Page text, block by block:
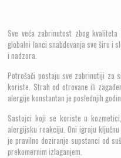
Sve veća zabrinutost zbog
globalni lanci snabdevanja sve širu i
i nadzora.
Potrošači postaju sve zabrinutiji za
koriste. Strah od otrovane ili
alergije konstantan je poslednjih
Sastojci koji se koriste u
alergijsku reakciju. Oni igraju
je pravilno doziranje supstanci od
prekomernim izlaganjem.